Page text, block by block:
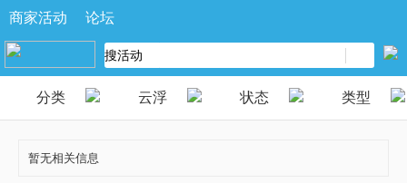
商家活动 论坛
分类 云浮 状态 类型
暂无相关信息